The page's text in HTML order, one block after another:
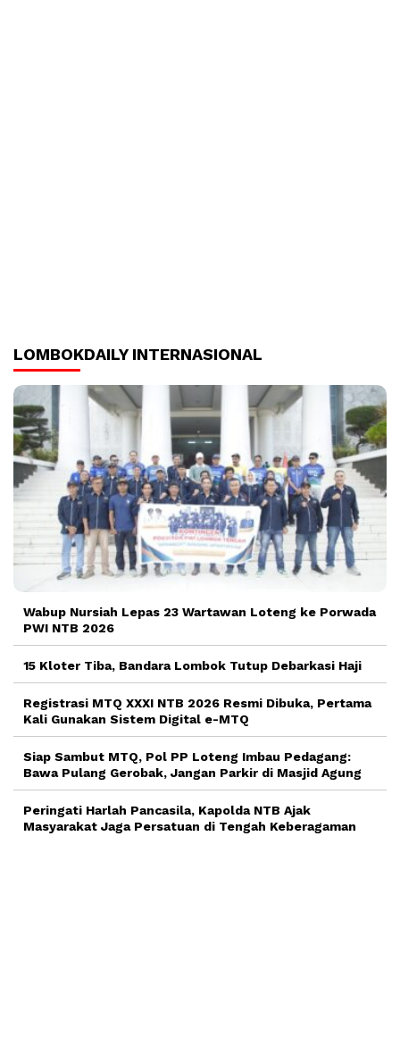
LOMBOKDAILY INTERNASIONAL
Wabup Nursiah Lepas 23 Wartawan Loteng ke Porwada
PWI NTB 2026
15 Kloter Tiba, Bandara Lombok Tutup Debarkasi Haji
Registrasi MTQ XXXI NTB 2026 Resmi Dibuka, Pertama
Kali Gunakan Sistem Digital e-MTQ
Siap Sambut MTQ, Pol PP Loteng Imbau Pedagang:
Bawa Pulang Gerobak, Jangan Parkir di Masjid Agung
Peringati Harlah Pancasila, Kapolda NTB Ajak
Masyarakat Jaga Persatuan di Tengah Keberagaman